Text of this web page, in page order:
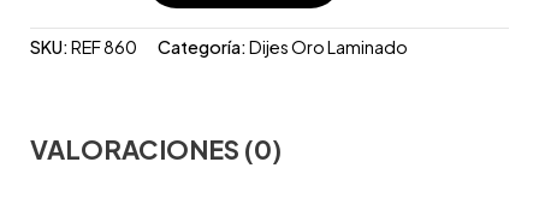
SKU:REF 860 Categoría:Dijes Oro Laminado
VALORACIONES (0)